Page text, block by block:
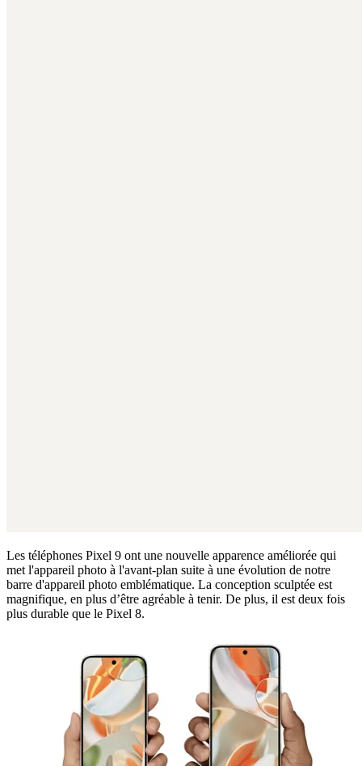
Les téléphones Pixel 9 ont une nouvelle apparence améliorée qui
met l'appareil photo à l'avant-plan suite à une évolution de notre
barre d'appareil photo emblématique. La conception sculptée est
magnifique, en plus d’être agréable à tenir. De plus, il est deux fois
plus durable que le Pixel 8.